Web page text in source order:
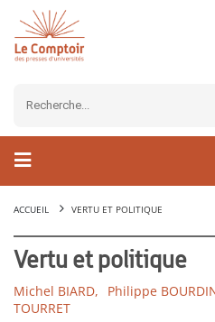
ACCUEIL VERTU ET POLITIQUE
Vertu et politique
Michel BIARD, Philippe
TOURRET